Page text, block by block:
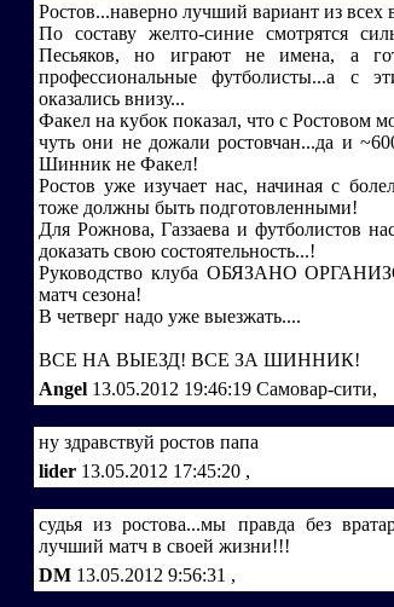
Ростов...наверно лучший вариант из
По составу желто-синие смотрятся
Песьяков, но играют не имена, а
профессиональные футболисты...а с
оказались внизу...
Факел на кубок показал, что с Ростовом
чуть они не дожали ростовчан...да и
Шинник не Факел!
Ростов уже изучает нас, начиная с
тоже должны быть подготовленными!
Для Рожнова, Газзаева и футболистов
доказать свою состоятельность...!
Руководство клуба ОБЯЗАНО
матч сезона!
В четверг надо уже выезжать....
ВСЕ НА ВЫЕЗД! ВСЕ ЗА ШИННИК!
Angel 13.05.2012 19:46:19 Самовар-сити,
ну здравствуй ростов папа
lider 13.05.2012 17:45:20 ,
судья из ростова...мы правда без
лучший матч в своей жизни!!!
DM 13.05.2012 9:56:31 ,